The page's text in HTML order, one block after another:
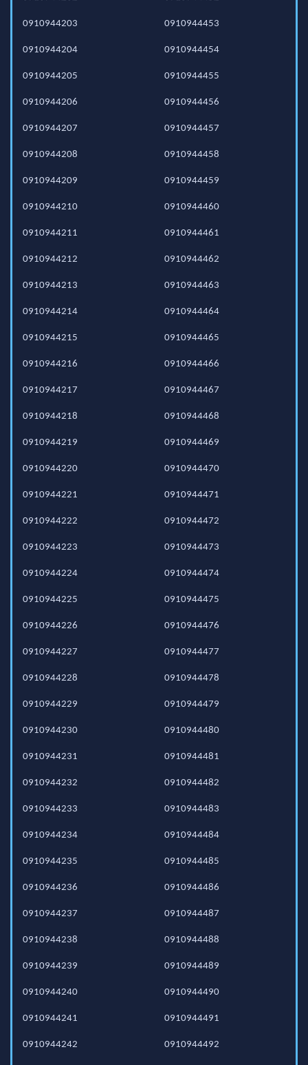
0910944203
0910944204
0910944205
0910944206
0910944207
0910944208
0910944209
0910944210
0910944211
0910944212
0910944213
0910944214
0910944215
0910944216
0910944217
0910944218
0910944219
0910944220
0910944221
0910944222
0910944223
0910944224
0910944225
0910944226
0910944227
0910944228
0910944229
0910944230
0910944231
0910944232
0910944233
0910944234
0910944235
0910944236
0910944237
0910944238
0910944239
0910944240
0910944241
0910944242
0910944453
0910944454
0910944455
0910944456
0910944457
0910944458
0910944459
0910944460
0910944461
0910944462
0910944463
0910944464
0910944465
0910944466
0910944467
0910944468
0910944469
0910944470
0910944471
0910944472
0910944473
0910944474
0910944475
0910944476
0910944477
0910944478
0910944479
0910944480
0910944481
0910944482
0910944483
0910944484
0910944485
0910944486
0910944487
0910944488
0910944489
0910944490
0910944491
0910944492